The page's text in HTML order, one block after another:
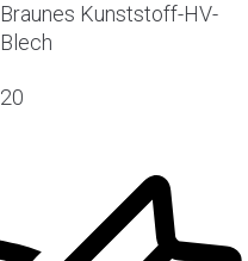
Braunes Kunststoff-HV-
Blech
20